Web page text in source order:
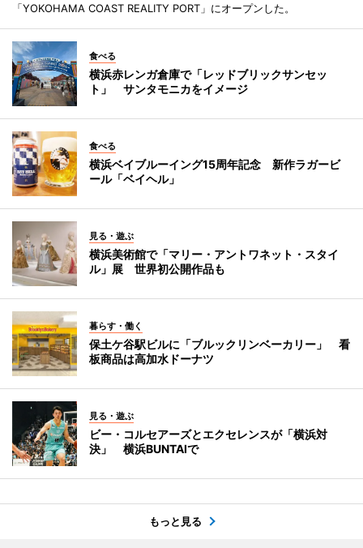
「YOKOHAMA COAST REALITY PORT」にオープンした。
食べる
横浜赤レンガ倉庫で「レッドブリックサンセッ
ト」 サンタモニカをイメージ
食べる
横浜ベイブルーイング15周年記念 新作ラガービ
ール「ベイヘル」
見る・遊ぶ
横浜美術館で「マリー・アントワネット・スタイ
ル」展 世界初公開作品も
暮らす・働く
保土ケ谷駅ビルに「ブルックリンベーカリー」 看
板商品は高加水ドーナツ
見る・遊ぶ
ビー・コルセアーズとエクセレンスが「横浜対
決」 横浜BUNTAIで
もっと見る